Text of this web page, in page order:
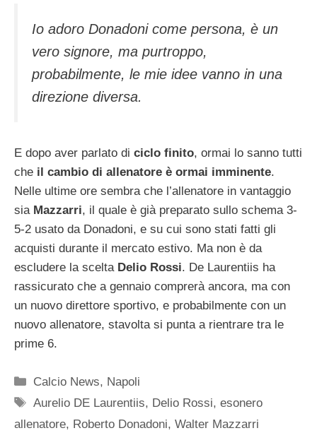
Io adoro Donadoni come persona, è un
vero signore, ma purtroppo,
probabilmente, le mie idee vanno in una
direzione diversa.
E dopo aver parlato di ciclo finito, ormai lo sanno tutti
che il cambio di allenatore è ormai imminente.
Nelle ultime ore sembra che l’allenatore in vantaggio
sia Mazzarri, il quale è già preparato sullo schema 3-
5-2 usato da Donadoni, e su cui sono stati fatti gli
acquisti durante il mercato estivo. Ma non è da
escludere la scelta Delio Rossi. De Laurentiis ha
rassicurato che a gennaio comprerà ancora, ma con
un nuovo direttore sportivo, e probabilmente con un
nuovo allenatore, stavolta si punta a rientrare tra le
prime 6.
Categorie
Calcio News, Napoli
Tag
Aurelio DE Laurentiis, Delio Rossi,esonero
allenatore, Roberto Donadoni, Walter Mazzarri